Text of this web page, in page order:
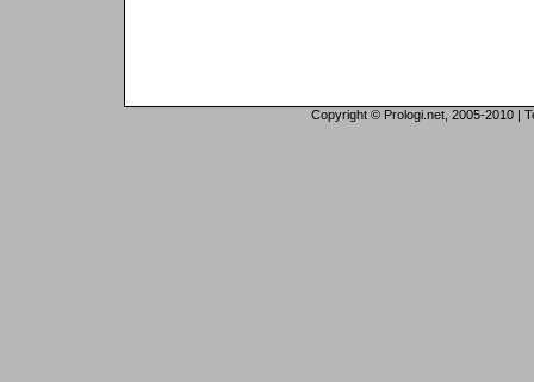
Copyright © Prologi.net, 2005-2010 |